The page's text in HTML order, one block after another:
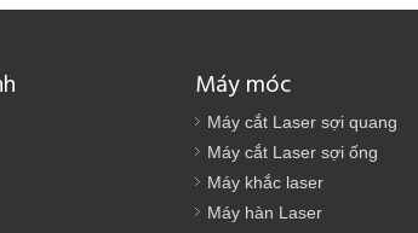
Máy móc
Máy cắt Laser sợi quang
Máy cắt Laser sợi ống
Máy khắc laser
Máy hàn Laser